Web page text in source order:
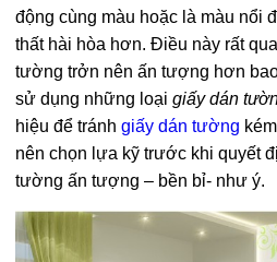
động cùng màu hoặc là màu nổi
thất hài hòa hơn. Điều này rất
tường trởn nên ấn tượng hơn
sử dụng những loạigiấy dán
hiệu để tránhgiấy dán tường
nên chọn lựa kỹ trước khi quyết
tường ấn tượng – bền bỉ- như ý.